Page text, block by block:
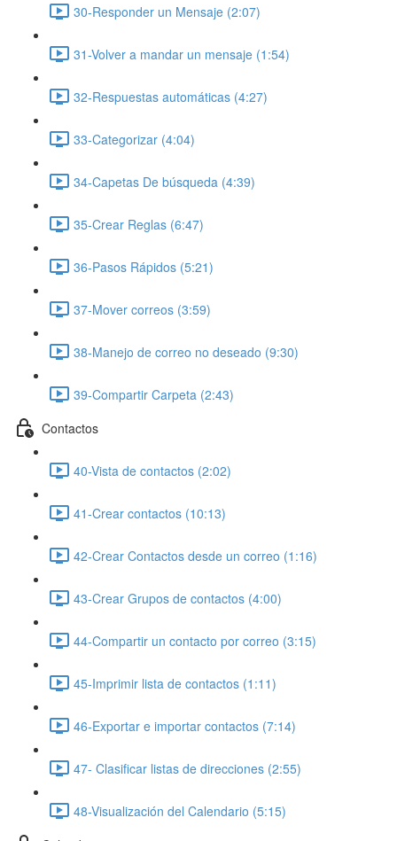
30-Responder un Mensaje (2:07)
31-Volver a mandar un mensaje (1:54)
32-Respuestas automáticas (4:27)
33-Categorizar (4:04)
34-Capetas De búsqueda (4:39)
35-Crear Reglas (6:47)
36-Pasos Rápidos (5:21)
37-Mover correos (3:59)
38-Manejo de correo no deseado (9:30)
39-Compartir Carpeta (2:43)
Contactos
40-Vista de contactos (2:02)
41-Crear contactos (10:13)
42-Crear Contactos desde un correo (1:16)
43-Crear Grupos de contactos (4:00)
44-Compartir un contacto por correo (3:15)
45-Imprimir lista de contactos (1:11)
46-Exportar e importar contactos (7:14)
47- Clasificar listas de direcciones (2:55)
48-Visualización del Calendario (5:15)